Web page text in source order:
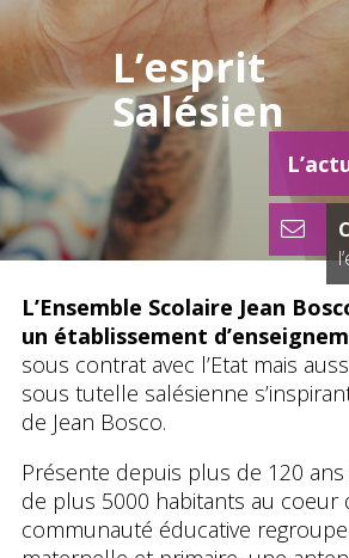
L’esprit
Salésien
L’Ensemble Scolaire Jean
un établissement
sous contrat avec l’Etat mais
sous tutelle salésienne
de Jean Bosco.
Présente depuis plus de 120
de plus 5000 habitants au coeur
communauté éducative